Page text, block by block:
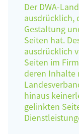
Der DWA-
ausdrücklich,
Gestaltung
Seiten hat.
ausdrücklich
Seiten im
deren Inhalte
hinaus
gelinkten